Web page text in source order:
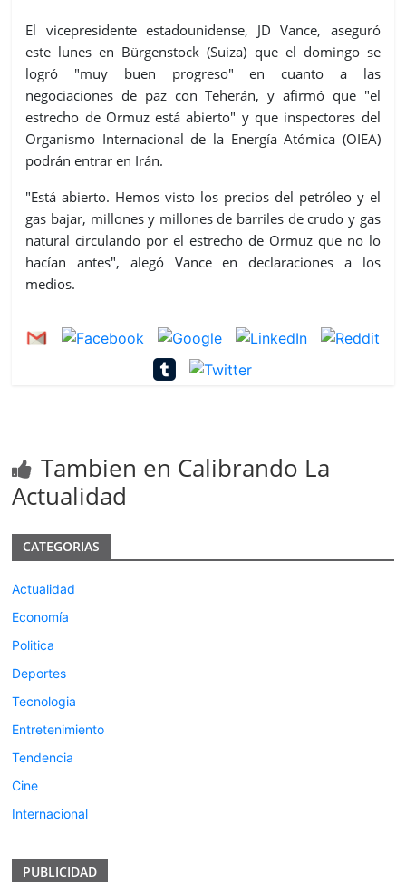
El vicepresidente estadounidense, JD Vance, aseguró
este lunes en Bürgenstock (Suiza) que el domingo se
logró "muy buen progreso" en cuanto a las
negociaciones de paz con Teherán, y afirmó que "el
estrecho de Ormuz está abierto" y que inspectores del
Organismo Internacional de la Energía Atómica (OIEA)
podrán entrar en Irán.
"Está abierto. Hemos visto los precios del petróleo y el
gas bajar, millones y millones de barriles de crudo y gas
natural circulando por el estrecho de Ormuz que no lo
hacían antes", alegó Vance en declaraciones a los
medios.
Tambien en Calibrando La
Actualidad
CATEGORIAS
Actualidad
Economía
Politica
Deportes
Tecnologia
Entretenimiento
Tendencia
Cine
Internacional
PUBLICIDAD